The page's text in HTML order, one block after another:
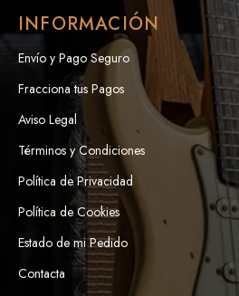
INFORMACIÓN
Envío y Pago Seguro
Fracciona tus Pagos
Aviso Legal
Términos y Condiciones
Política de Privacidad
Política de Cookies
Estado de mi Pedido
Contacta